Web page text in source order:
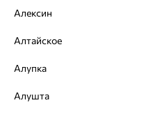
Вставка:
Бренд:MAGIC STONES
Вес металла:
Наименование цвета вставки:
Алексин
Алтайское
Алупка
Алушта